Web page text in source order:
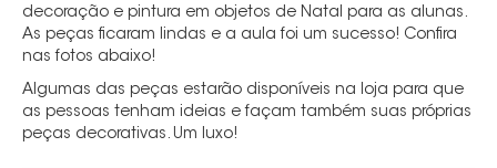
decoração e pintura em objetos de Natal para as alunas.
As peças ficaram lindas e a aula foi um sucesso! Confira
nas fotos abaixo!
Algumas das peças estarão disponíveis na loja para que
as pessoas tenham ideias e façam também suas próprias
peças decorativas. Um luxo!